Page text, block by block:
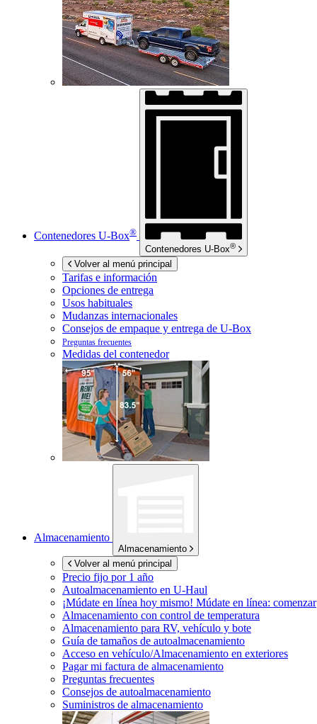
Contenedores U-Box®
Contenedores U-Box®
Volver al menú principal
Tarifas e información
Opciones de entrega
Usos habituales
Mudanzas internacionales
Consejos de empaque y entrega de U-Box
Preguntas frecuentes
Medidas del contenedor
Almacenamiento
Almacenamiento
Volver al menú principal
Precio fijo por 1 año
Autoalmacenamiento en U-Haul
¡Múdate en línea hoy mismo! Múdate en línea: comenzar
Almacenamiento con control de temperatura
Almacenamiento para RV, vehículo y bote
Guía de tamaños de autoalmacenamiento
Acceso en vehículo/Almacenamiento en exteriores
Pagar mi factura de almacenamiento
Preguntas frecuentes
Consejos de autoalmacenamiento
Suministros de almacenamiento